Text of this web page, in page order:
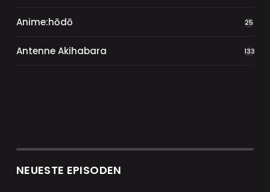
Anime:hōdō 25
Antenne Akihabara 133
NEUESTE EPISODEN